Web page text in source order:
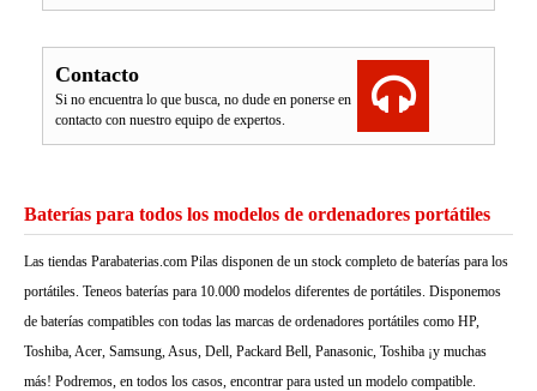
Contacto
Si no encuentra lo que busca, no dude en ponerse en
contacto con nuestro equipo de expertos.
Baterías para todos los modelos de ordenadores portátiles
Las tiendas Parabaterias.com Pilas disponen de un stock completo de baterías para los
portátiles. Teneos baterías para 10.000 modelos diferentes de portátiles. Disponemos
de baterías compatibles con todas las marcas de ordenadores portátiles como HP,
Toshiba, Acer, Samsung, Asus, Dell, Packard Bell, Panasonic, Toshiba ¡y muchas
más! Podremos, en todos los casos, encontrar para usted un modelo compatible.